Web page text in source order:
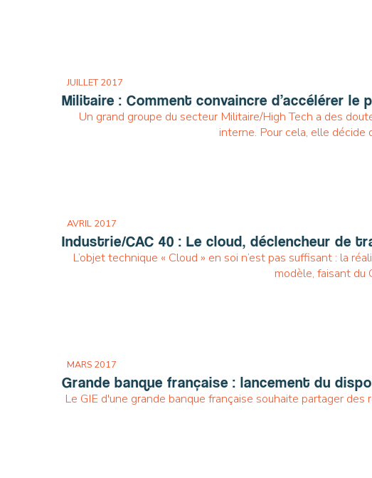
JUILLET 2017
Militaire : Comment convaincre d’accélérer le
Un grand groupe du secteur Militaire/High Tech a des
interne. Pour cela, elle décide
AVRIL 2017
Industrie/CAC 40 : Le cloud, déclencheur de
L’objet technique « Cloud » en soi n’est pas suffisant : la
modèle, faisant du
MARS 2017
Grande banque française : lancement du
Le GIE d'une grande banque française souhaite partager